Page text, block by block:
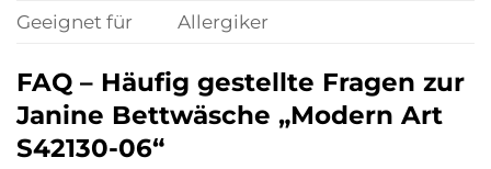
Geeignet für Allergiker
FAQ – Häufig gestellte Fragen zur
Janine Bettwäsche „Modern Art
S42130-06“